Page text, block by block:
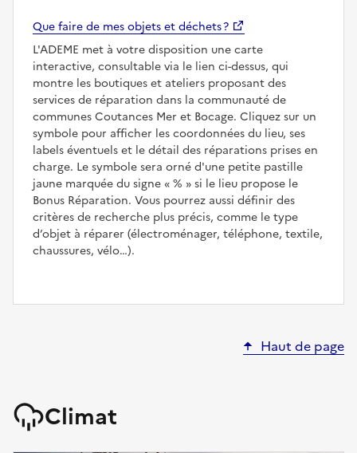
Que faire de mes objets et déchets ?
L'ADEME met à votre disposition une carte
interactive, consultable via le lien ci-dessus, qui
montre les boutiques et ateliers proposant des
services de réparation dans la communauté de
communes Coutances Mer et Bocage. Cliquez sur un
symbole pour afficher les coordonnées du lieu, ses
labels éventuels et le détail des réparations prises en
charge. Le symbole sera orné d'une petite pastille
jaune marquée du signe
%
si le lieu propose le
Bonus Réparation. Vous pourrez aussi définir des
critères de recherche plus précis, comme le type
d’objet à réparer (électroménager, téléphone, textile,
chaussures, vélo…).
Haut de page
Climat